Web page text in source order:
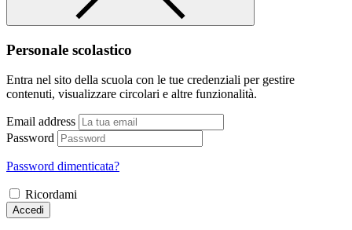
Personale scolastico
Entra nel sito della scuola con le tue credenziali per gestire
contenuti, visualizzare circolari e altre funzionalità.
Email address
Password
Password dimenticata?
Ricordami
Accedi